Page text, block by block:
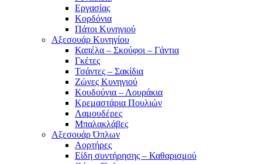
Εργασίας
Κορδόνια
Πάτοι Κυνηγιού
Αξεσουάρ Κυνηγίου
Καπέλα – Σκούφοι – Γάντια
Γκέτες
Τσάντες – Σακίδια
Ζώνες Κυνηγιού
Κουδούνια – Λουράκια
Κρεμαστάρια Πουλιών
Λαμουδέρες
Μπαλακλάβες
Αξεσουάρ Όπλων
Αορτήρες
Είδη συντήρησης – Καθαρισμού